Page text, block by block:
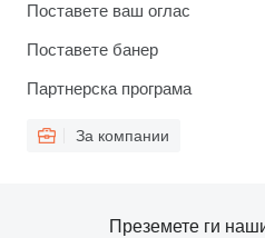
Поставете ваш оглас
Поставете банер
Партнерска програма
За компании
Преземете ги